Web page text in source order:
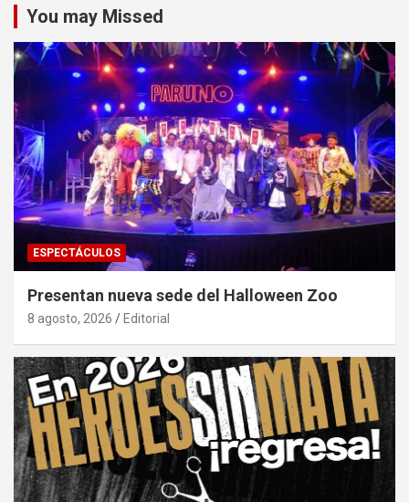
You may Missed
ESPECTÁCULOS
Presentan nueva sede del Halloween Zoo
8 agosto, 2026 Editorial